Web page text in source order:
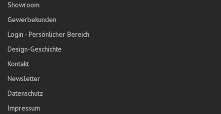
Showroom
Gewerbekunden
Login - Persönlicher Bereich
Design-Geschichte
Kontakt
Newsletter
Datenschutz
Impressum